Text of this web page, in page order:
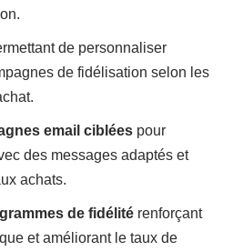
de personnaliser
de fidélisation selon les
email ciblées pour
des messages adaptés et
achats.
de fidélité renforçant
et améliorant le taux de